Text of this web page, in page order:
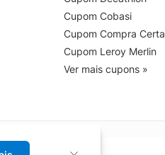
Cupom Cobasi
Cupom Compra Certa
Cupom Leroy Merlin
Ver mais cupons »